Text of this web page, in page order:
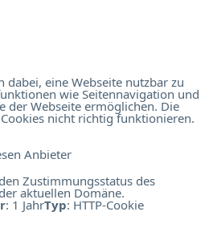
dabei, eine Webseite nutzbar zu
wie Seitennavigation und
der Webseite ermöglichen. Die
nicht richtig funktionieren.
Anbieter
Zustimmungsstatus des
aktuellen Domäne.
: 1 JahrTyp: HTTP-Cookie